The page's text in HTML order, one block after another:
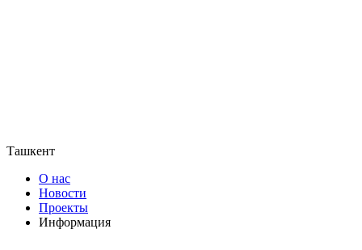
Ташкент
О нас
Новости
Проекты
Информация